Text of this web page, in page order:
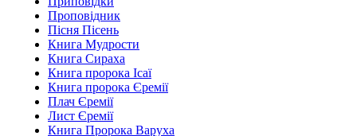
Проповідник
Пісня Пісень
Книга Мудрости
Книга Сираха
Книга пророка Ісаї
Книга пророка Єремії
Плач Єремії
Лист Єремії
Книга Пророка Варуха